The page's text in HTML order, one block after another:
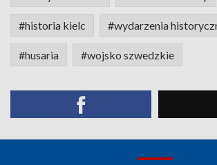
#historia kielc #wydarzenia
#husaria #wojsko szwedzkie